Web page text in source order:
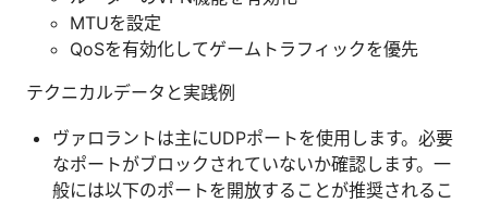
MTUを設定
QoSを有効化してゲームトラフィックを優先
テクニカルデータと実践例
ヴァロラントは主にUDPポートを使用します。必要
なポートがブロックされていないか確認します。一
般には以下のポートを開放することが推奨されるこ